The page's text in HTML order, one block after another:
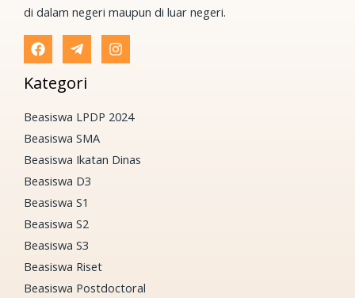
di dalam negeri maupun di luar negeri.
Kategori
Beasiswa LPDP 2024
Beasiswa SMA
Beasiswa Ikatan Dinas
Beasiswa D3
Beasiswa S1
Beasiswa S2
Beasiswa S3
Beasiswa Riset
Beasiswa Postdoctoral